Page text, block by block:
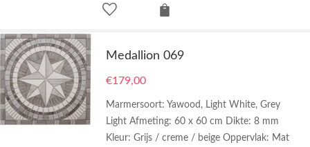
Medallion 069
€179,00
Marmersoort: Yawood, Light White, Grey
Light Afmeting: 60 x 60 cm Dikte: 8 mm
Kleur: Grijs / creme / beige Oppervlak: Mat